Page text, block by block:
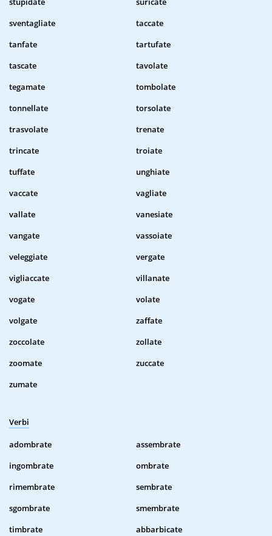
sventagliate
taccate
tanfate
tartufate
tascate
tavolate
tegamate
tombolate
tonnellate
torsolate
trasvolate
trenate
trincate
troiate
tuffate
unghiate
vaccate
vagliate
vallate
vanesiate
vangate
vassoiate
veleggiate
vergate
vigliaccate
villanate
vogate
volate
volgate
zaffate
zoccolate
zollate
zoomate
zuccate
zumate
Verbi
adombrate
assembrate
ingombrate
ombrate
rimembrate
sembrate
sgombrate
smembrate
timbrate
abbarbicate